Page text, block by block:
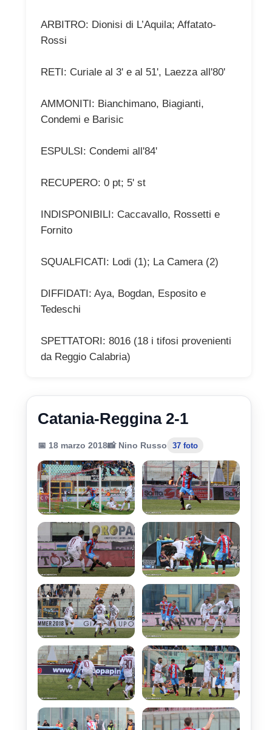
ARBITRO: Dionisi di L’Aquila; Affatato-
Rossi
RETI: Curiale al 3' e al 51', Laezza all'80'
AMMONITI: Bianchimano, Biagianti,
Condemi e Barisic
ESPULSI: Condemi all'84'
RECUPERO: 0 pt; 5' st
INDISPONIBILI: Caccavallo, Rossetti e
Fornito
SQUALFICATI: Lodi (1); La Camera (2)
DIFFIDATI: Aya, Bogdan, Esposito e
Tedeschi
SPETTATORI: 8016 (18 i tifosi provenienti
da Reggio Calabria)
Catania-Reggina 2-1
📅 18 marzo 2018📸 Nino Russo 37 foto